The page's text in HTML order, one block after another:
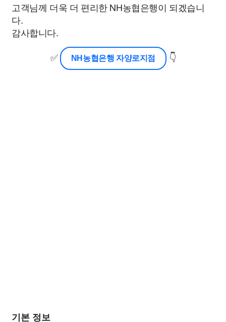
고객님께 더욱 더 편리한 NH농협은행이 되겠습니
다.
감사합니다.
✅
NH농협은행 자양로지점 👇
기본 정보